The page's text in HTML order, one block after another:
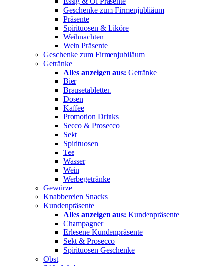
Geschenke zum Firmenjubliäum
Präsente
Spirituosen & Liköre
Weihnachten
Wein Präsente
Geschenke zum Firmenjubiläum
Getränke
Alles anzeigen aus: Getränke
Bier
Brausetabletten
Dosen
Kaffee
Promotion Drinks
Secco & Prosecco
Sekt
Spirituosen
Tee
Wasser
Wein
Werbegetränke
Gewürze
Knabbereien Snacks
Kundenpräsente
Alles anzeigen aus: Kundenpräsente
Champagner
Erlesene Kundenpräsente
Sekt & Prosecco
Spirituosen Geschenke
Obst